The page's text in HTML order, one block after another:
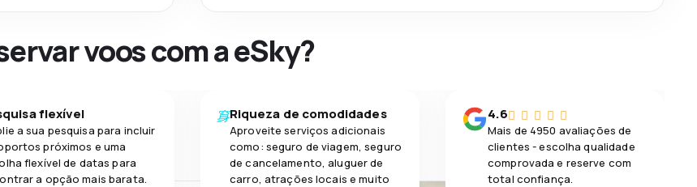
voos com a eSky?
flexível
a sua pesquisa para incluir
próximos e uma
flexível de datas para
a opção mais barata.
Riqueza de comodidades
Aproveite serviços adicionais
como: seguro de viagem, seguro
de cancelamento, aluguer de
carro, atrações locais e muito
4.6
Mais de 4950 avaliações de
clientes - escolha qualidade
comprovada e reserve com
total confiança.